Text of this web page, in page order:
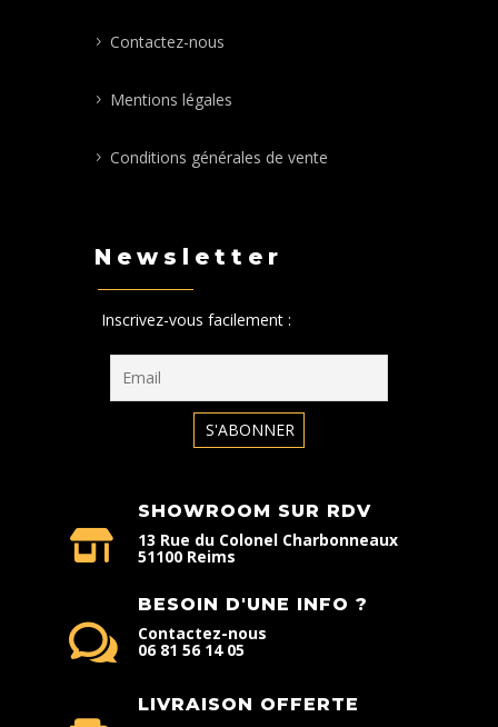
Contactez-nous
Mentions légales
Conditions générales de vente
Newsletter
Inscrivez-vous facilement :
SHOWROOM SUR RDV
13 Rue du Colonel Charbonneaux
51100 Reims
BESOIN D'UNE INFO ?
Contactez-nous
06 81 56 14 05
LIVRAISON OFFERTE